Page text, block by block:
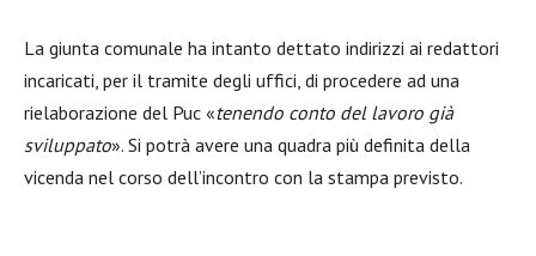
La giunta comunale ha intanto dettato indirizzi ai redattori
incaricati, per il tramite degli uffici, di procedere ad una
rielaborazione del Puc «tenendo conto del lavoro già
sviluppato». Si potrà avere una quadra più definita della
vicenda nel corso dell’incontro con la stampa previsto.